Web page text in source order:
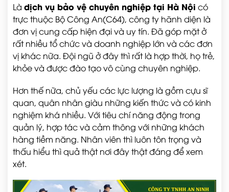
Là dịch vụ bảo vệ chuyên nghiệp tại Hà Nội có
trực thuộc Bộ Công An(C64), công ty hãnh diện là
đơn vị cung cấp hiện đại và uy tín. Đã góp mặt ở
rất nhiều tổ chức và doanh nghiệp lớn và các đơn
vị khác nữa. Đội ngũ ở đây thì rất là hợp thời, họ trẻ,
khỏe và được đào tạo vô cùng chuyên nghiệp.
Hơn thế nữa, chủ yếu các lực lượng là gồm cựu sĩ
quan, quân nhân giàu những kiến thức và có kinh
nghiệm khá nhiều. Với tiêu chí năng động trong
quản lý, hợp tác và cảm thông với những khách
hàng tiềm năng. Nhân viên thì luôn tôn trọng và
thấu hiểu thì quả thật nơi đây thật đáng để xem
xét.